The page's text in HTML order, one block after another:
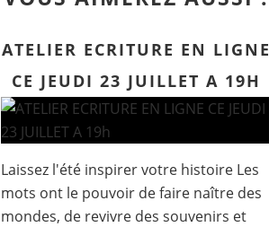
ATELIER ECRITURE EN LIGNE
CE JEUDI 23 JUILLET A 19H
Laissez l'été inspirer votre histoire Les
mots ont le pouvoir de faire naître des
mondes, de revivre des souvenirs et